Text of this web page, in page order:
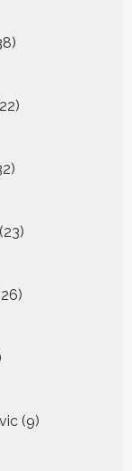
producten
22
producten
producten
23
producten
26
producten
9
producten